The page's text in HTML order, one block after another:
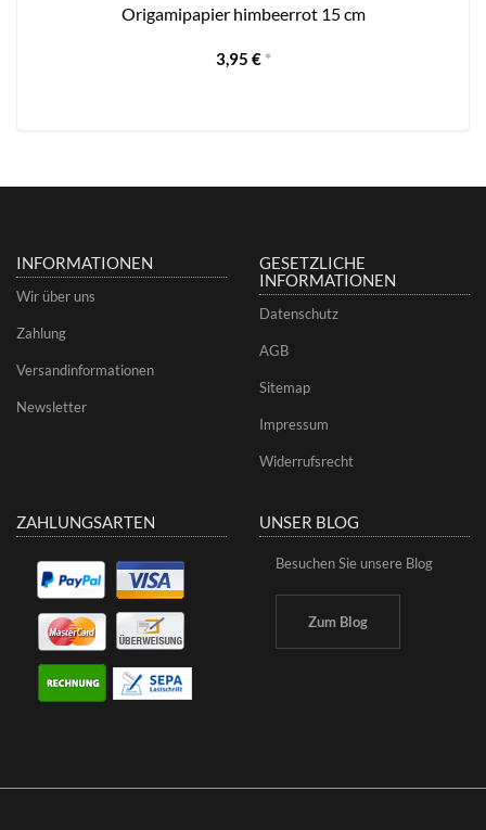
Origamipapier himbeerrot 15 cm
3,95 € *
INFORMATIONEN
Wir über uns
Zahlung
Versandinformationen
Newsletter
GESETZLICHE
INFORMATIONEN
Datenschutz
AGB
Sitemap
Impressum
Widerrufsrecht
ZAHLUNGSARTEN UNSER BLOG
Besuchen Sie unsere Blog
Zum Blog